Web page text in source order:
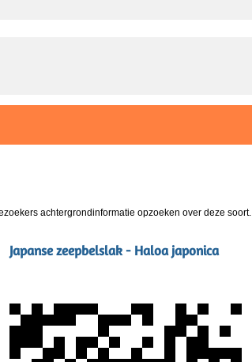
achtergrondinformatie opzoeken over deze soort.
Japanse zeepbelslak - Haloa japonica